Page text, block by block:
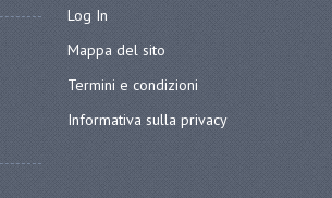
Log In
Mappa del sito
Termini e condizioni
Informativa sulla privacy